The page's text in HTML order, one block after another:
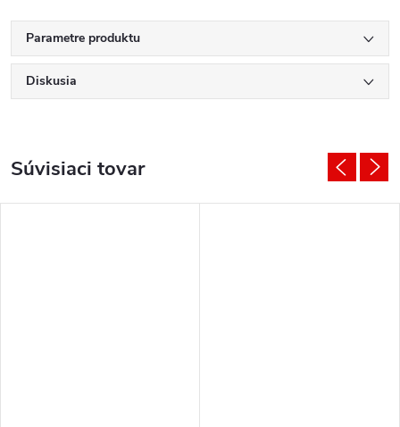
Parametre produktu
Diskusia
Súvisiaci tovar